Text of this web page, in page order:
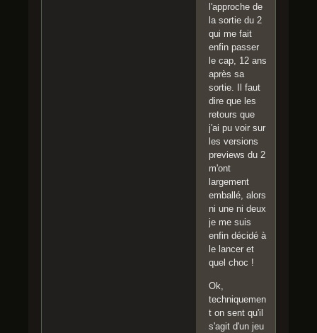
l'approche de
la sortie du 2
qui me fait
enfin passer
le cap, 12 ans
après sa
sortie. Il faut
dire que les
retours que
j'ai pu voir sur
les versions
previews du 2
m'ont
largement
emballé, alors
ni une ni deux
je me suis
enfin décidé à
le lancer et
quel choc !
Ok,
techniquemen
t on sent qu'il
s'agit d'un jeu